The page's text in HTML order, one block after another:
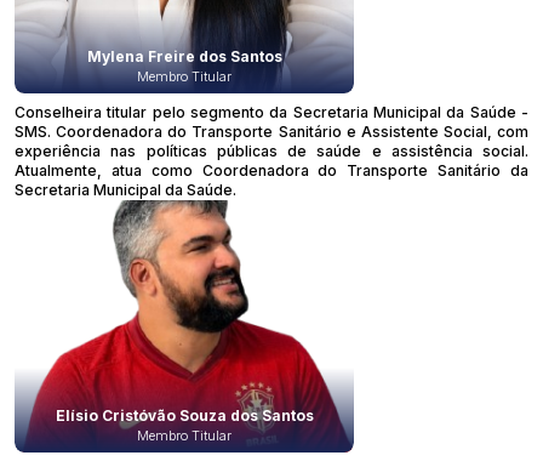
Mylena Freire dos Santos
Membro Titular
Conselheira titular pelo segmento da Secretaria Municipal da Saúde -
SMS. Coordenadora do Transporte Sanitário e Assistente Social, com
experiência nas políticas públicas de saúde e assistência social.
Atualmente, atua como Coordenadora do Transporte Sanitário da
Secretaria Municipal da Saúde.
Elísio Cristóvão Souza dos Santos
Membro Titular